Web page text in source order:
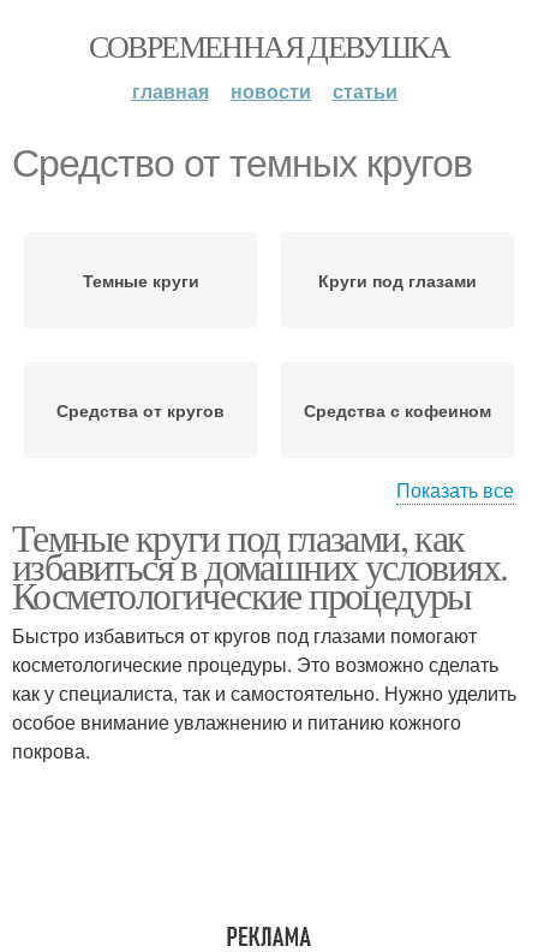
СОВРЕМЕННАЯ ДЕВУШКА
главная новости статьи
Средство от темных кругов
Темные круги Круги под глазами
Средства от кругов Средства с кофеином
темных кругов
Народные средства
Средства от синяков Домашние средства
Показать все
Темные круги под глазами, как
избавиться в домашних условиях.
Косметологические процедуры
Быстро избавиться от кругов под глазами помогают
косметологические процедуры. Это возможно сделать
как у специалиста, так и самостоятельно. Нужно уделить
особое внимание увлажнению и питанию кожного
покрова.